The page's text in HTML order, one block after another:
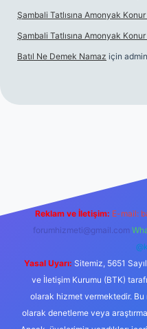
Şambali Tatlısına Amonyak
Şambali Tatlısına Amonyak
Batıl Ne Demek Namaz için admin
Reklam ve İletişim: E-mail:
forumhizmeti@gmail.com
Yasal Uyarı: Sitemiz, 5651
ve İletişim Kurumu (BTK)
olarak hizmet vermektedir.
olarak denetleme veya